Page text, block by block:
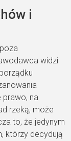
i
widzi
prawo, na
rzeką, może
to, że jedynym
którzy decydują